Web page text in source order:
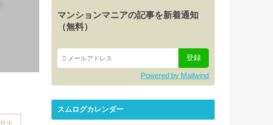
マンションマニアの記事を新着通知
（無料）
Powered by Mailwind
スムログカレンダー